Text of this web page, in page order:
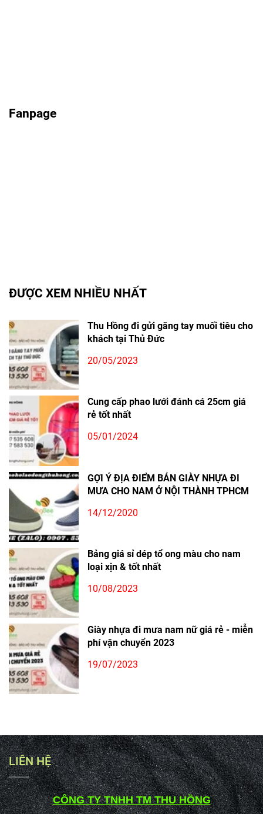
Fanpage
ĐƯỢC XEM NHIỀU NHẤT
Thu Hồng đi gửi găng tay muối tiêu cho
khách tại Thủ Đức
20/05/2023
Cung cấp phao lưới đánh cá 25cm giá
rẻ tốt nhất
05/01/2024
GỢI Ý ĐỊA ĐIỂM BÁN GIÀY NHỰA ĐI
MƯA CHO NAM Ở NỘI THÀNH TPHCM
14/12/2020
Bảng giá sỉ dép tổ ong màu cho nam
loại xịn & tốt nhất
10/08/2023
Giày nhựa đi mưa nam nữ giá rẻ - miễn
phí vận chuyển 2023
19/07/2023
LIÊN HỆ
CÔNG TY TNHH TM THU HỒNG